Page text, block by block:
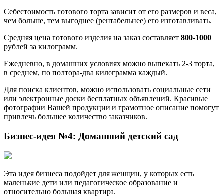
Себестоимость готового торта зависит от его размеров и веса,
чем больше, тем выгоднее (рентабельнее) его изготавливать.
Средняя цена готового изделия на заказ составляет 800-1000
рублей за килограмм.
Ежедневно, в домашних условиях можно выпекать 2-3 торта,
в среднем, по полтора-два килограмма каждый.
Для поиска клиентов, можно использовать социальные сети
или электронные доски бесплатных объявлений. Красивые
фотографии Вашей продукции и грамотное описание помогут
привлечь большее количество заказчиков.
Бизнес-идея №4: Домашний детский сад
Эта идея бизнеса подойдет для женщин, у которых есть
маленькие дети или педагогическое образование и
относительно большая квартира.